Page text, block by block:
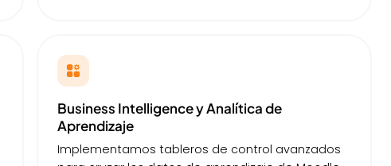
Business Intelligence y Analítica de
Aprendizaje
Implementamos tableros de control avanzados